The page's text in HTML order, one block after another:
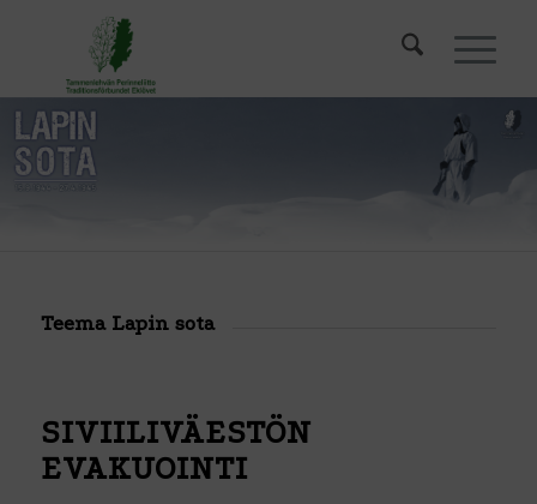
Teema Lapin sota
SIVIILIVÄESTÖN
EVAKUOINTI